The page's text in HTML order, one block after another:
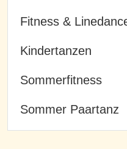
Fitness &
Kindertanzen
Sommerfitness
Sommer Paartanz